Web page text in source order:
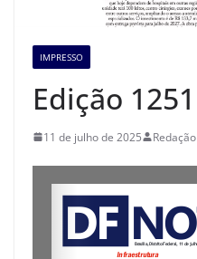
IMPRESSO
Edição 1251
11 de julho de 2025 Redação